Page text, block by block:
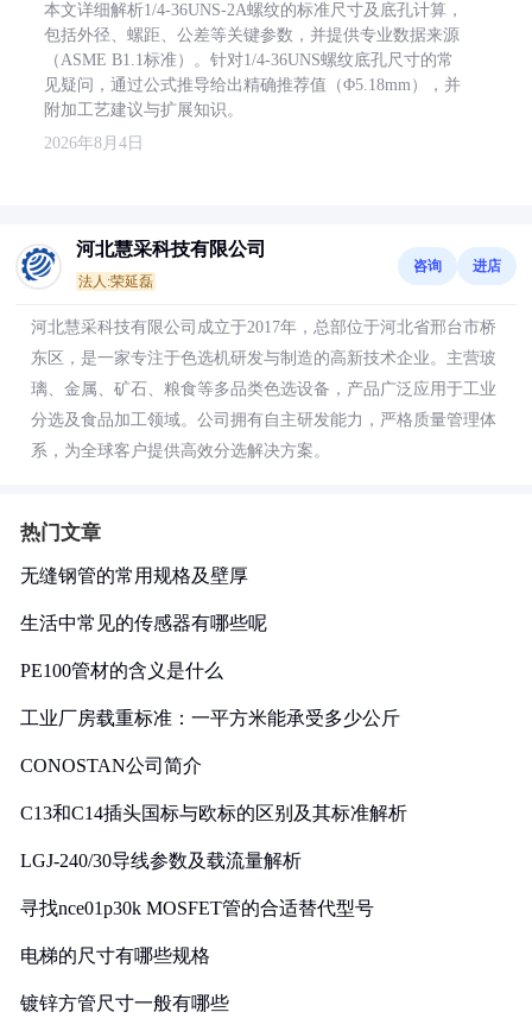
本文详细解析1/4-36UNS-2A螺纹的标准尺寸及底孔计算，
包括外径、螺距、公差等关键参数，并提供专业数据来源
（ASME B1.1标准）。针对1/4-36UNS螺纹底孔尺寸的常
见疑问，通过公式推导给出精确推荐值（Φ5.18mm），并
附加工艺建议与扩展知识。
2026年8月4日
河北慧采科技有限公司
法人:荣延磊
咨询 进店
河北慧采科技有限公司成立于2017年，总部位于河北省邢台市桥
东区，是一家专注于色选机研发与制造的高新技术企业。主营玻
璃、金属、矿石、粮食等多品类色选设备，产品广泛应用于工业
分选及食品加工领域。公司拥有自主研发能力，严格质量管理体
系，为全球客户提供高效分选解决方案。
热门文章
无缝钢管的常用规格及壁厚
生活中常见的传感器有哪些呢
PE100管材的含义是什么
工业厂房载重标准：一平方米能承受多少公斤
CONOSTAN公司简介
C13和C14插头国标与欧标的区别及其标准解析
LGJ-240/30导线参数及载流量解析
寻找nce01p30k MOSFET管的合适替代型号
电梯的尺寸有哪些规格
镀锌方管尺寸一般有哪些